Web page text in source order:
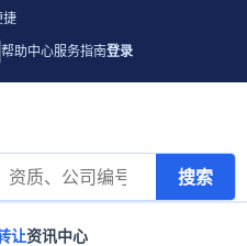
捷
帮助中心服务指南登录
搜索
让资讯中心